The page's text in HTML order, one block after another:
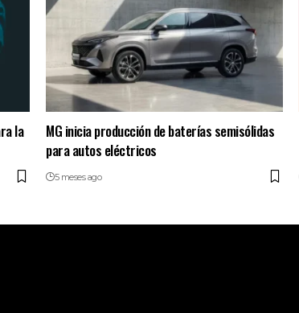
la
MG inicia producción de baterías semisólidas
para autos eléctricos
5 meses ago